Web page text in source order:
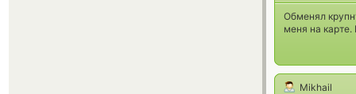
Обменял
меня на
Mikhail